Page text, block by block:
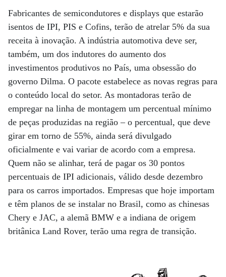
Fabricantes de semicondutores e displays que estarão
isentos de IPI, PIS e Cofins, terão de atrelar 5% da sua
receita à inovação. A indústria automotiva deve ser,
também, um dos indutores do aumento dos
investimentos produtivos no País, uma obsessão do
governo Dilma. O pacote estabelece as novas regras para
o conteúdo local do setor. As montadoras terão de
empregar na linha de montagem um percentual mínimo
de peças produzidas na região – o percentual, que deve
girar em torno de 55%, ainda será divulgado
oficialmente e vai variar de acordo com a empresa.
Quem não se alinhar, terá de pagar os 30 pontos
percentuais de IPI adicionais, válido desde dezembro
para os carros importados. Empresas que hoje importam
e têm planos de se instalar no Brasil, como as chinesas
Chery e JAC, a alemã BMW e a indiana de origem
britânica Land Rover, terão uma regra de transição.